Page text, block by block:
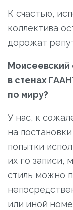
К счастью,
коллектива
дорожат
Моисеевский
в стенах
по миру?
У нас, к
на
попытки
их по записи,
стиль можно
или иной